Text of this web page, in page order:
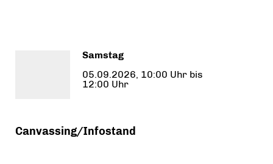
Samstag
05.09.2026, 10:00 Uhr bis
12:00 Uhr
Canvassing/Infostand